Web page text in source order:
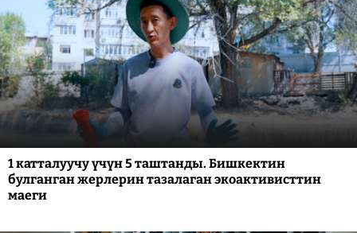
1 катталуучу үчүн 5 таштанды. Бишкектин
булганган жерлерин тазалаган экоактивисттин
маеги